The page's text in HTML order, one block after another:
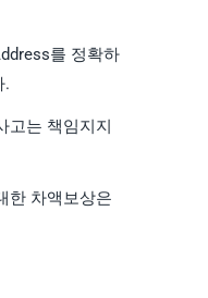
를 정확하
.
고는 책임지지
한 차액보상은